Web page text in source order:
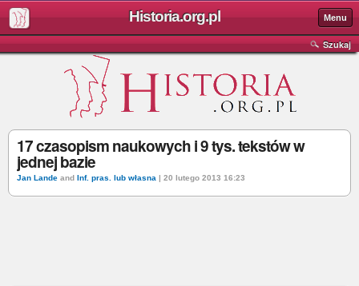
Historia.org.pl Menu
Szukaj
17 czasopism naukowych i 9 tys. tekstów w
jednej bazie
Jan Lande and Inf. pras. lub własna | 20 lutego 2013 16:23